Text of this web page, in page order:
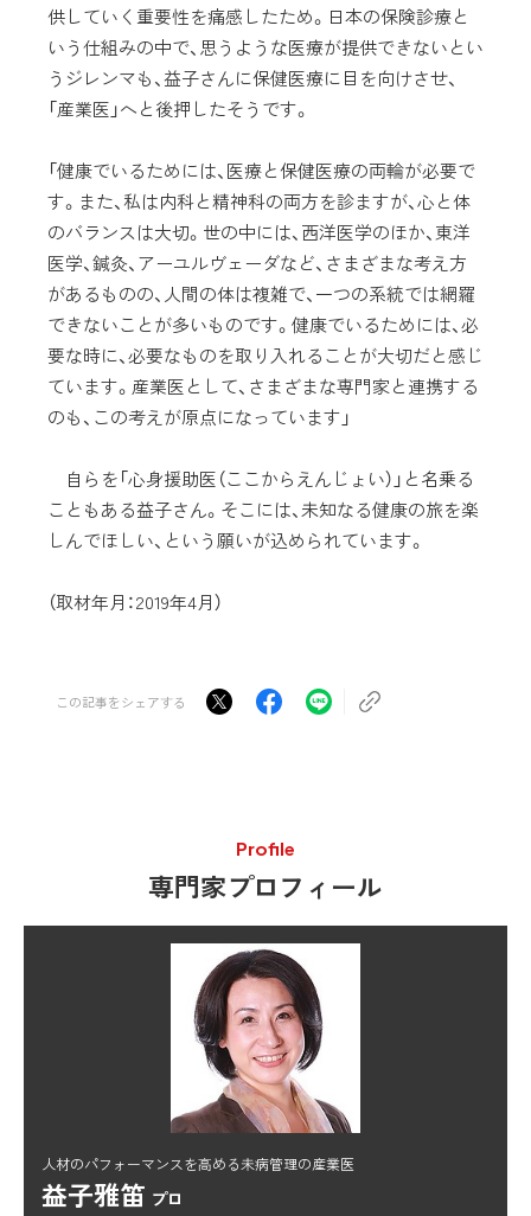
供していく重要性を痛感したため。日本の保険診療と
いう仕組みの中で、思うような医療が提供できないとい
うジレンマも、益子さんに保健医療に目を向けさせ、
「産業医」へと後押したそうです。
「健康でいるためには、医療と保健医療の両輪が必要で
す。また、私は内科と精神科の両方を診ますが、心と体
のバランスは大切。世の中には、西洋医学のほか、東洋
医学、鍼灸、アーユルヴェーダなど、さまざまな考え方
があるものの、人間の体は複雑で、一つの系統では網羅
できないことが多いものです。健康でいるためには、必
要な時に、必要なものを取り入れることが大切だと感じ
ています。産業医として、さまざまな専門家と連携する
のも、この考えが原点になっています」
自らを「心身援助医（ここからえんじょい）」と名乗る
こともある益子さん。そこには、未知なる健康の旅を楽
しんでほしい、という願いが込められています。
（取材年月：2019年4月）
この記事をシェアする
Profile
専門家プロフィール
人材のパフォーマンスを高める未病管理の産業医
益子雅笛 プロ